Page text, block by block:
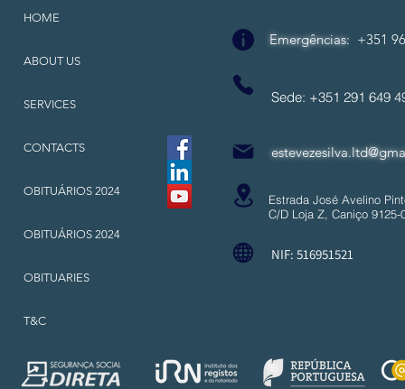
HOME
ABOUT US
SERVICES
CONTACTS
OBITUÁRIOS 2024
OBITUÁRIOS 2024
OBITUARIES
T&C
Emergências: +351
Sede: +351 291
Estrada José Avelino
C/D Loja Z, Caniço 9125-
NIF: 516951521